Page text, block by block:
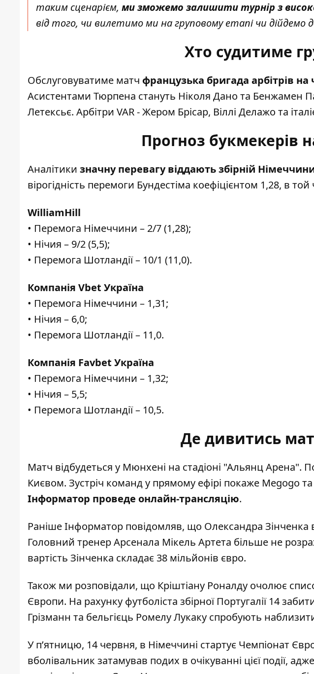
таким сценарієм, ми зможемо залишити турнір з
від того, чи вилетимо ми на груповому етапі чи дійдемо
Хто судитиме
Обслуговуватиме матч французька бригада арбітрів
Асистентами Тюрпена стануть Ніколя Дано та Бенжамен
Летексьє. Арбітри VAR - Жером Брісар, Віллі Делажо та
Прогноз букмекерів
Аналітики значну перевагу віддають збірній
вірогідність перемоги Бундестіма коефіцієнтом 1,28, в
WilliamHill
• Перемога Німеччини – 2/7 (1,28);
• Нічия – 9/2 (5,5);
• Перемога Шотландії – 10/1 (11,0).
Компанія Vbet Україна
• Перемога Німеччини – 1,31;
• Нічия – 6,0;
• Перемога Шотландії – 11,0.
Компанія Favbet Україна
• Перемога Німеччини – 1,32;
• Нічия – 5,5;
• Перемога Шотландії – 10,5.
Де дивитись
Матч відбудеться у Мюнхені на стадіоні "Альянц Арена".
Києвом. Зустріч команд у прямому ефірі покаже Megogo
Інформатор проведе онлайн-трансляцію.
Раніше Інформатор повідомляв, що Олександра
Головний тренер Арсенала Мікель Артета більше не
вартість Зінченка складає 38 мільйонів євро.
Також ми розповідали, що Кріштіану Роналду очолює
Європи. На рахунку футболіста збірної Португалії 14
Грізманн та бельгієць Ромелу Лукаку спробують
У п’ятницю, 14 червня, в Німеччині стартує Чемпіонат
вболівальник затамував подих в очікуванні цієї події,